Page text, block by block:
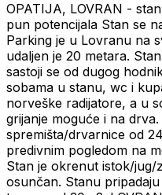
OPATIJA, LOVRAN -
pun potencijala Stan se
Parking je u Lovranu na
udaljen je 20 metara.
sastoji se od dugog
sobama u stanu, wc i
norveške radijatore, a u
grijanje moguće i na
spremišta/drvarnice od
predivnim pogledom na
Stan je okrenut istok/jug/
osunčan. Stanu